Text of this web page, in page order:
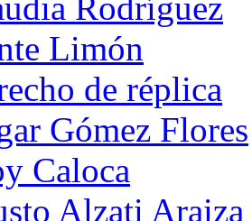
Limón
de réplica
Gómez Flores
Caloca
Alzati Araiza